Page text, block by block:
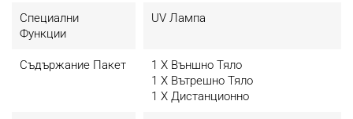
kW/h
- Цвят: бял
въздуха, работа при -25°C, WI-FI управление, PM2.5
филтър, режим на постоянна температура от 8°C
Специални
Функции
UV Лампа
Съдържание Пакет
1 X Външно Тяло
1 X Вътрешно Тяло
1 X Дистанционно